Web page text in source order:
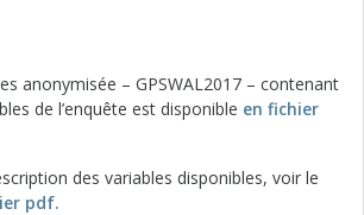
anonymisée – GPSWAL2017 – contenant
de l’enquête est disponible en fichier
des variables disponibles, voir le
pdf.